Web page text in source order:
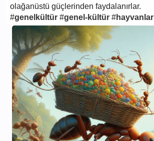
olağanüstü güçlerinden faydalanırlar.
#genelkültür #genel-kültür #hayvanlar